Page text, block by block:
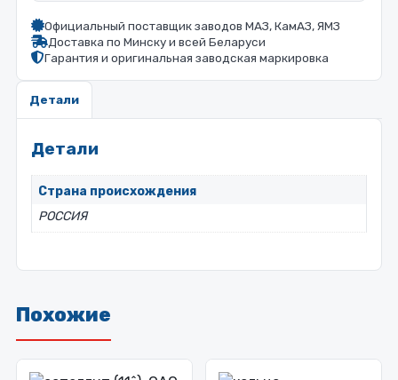
Официальный поставщик заводов МАЗ, КамАЗ, ЯМЗ
Доставка по Минску и всей Беларуси
Гарантия и оригинальная заводская маркировка
Детали
Детали
Страна происхождения
РОССИЯ
Похожие